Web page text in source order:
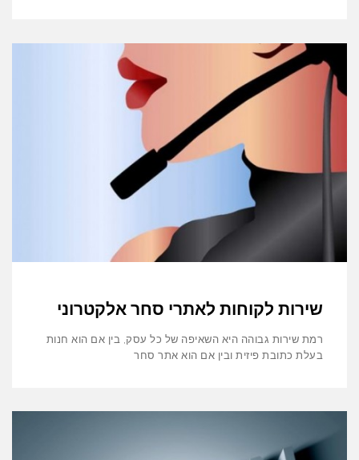
שירות לקוחות לאתרי סחר אלקטרוני
רמת שירות גבוהה היא השאיפה של כל עסק, בין אם הוא חנות
בעלת כתובת פיזית ובין אם הוא אתר סחר